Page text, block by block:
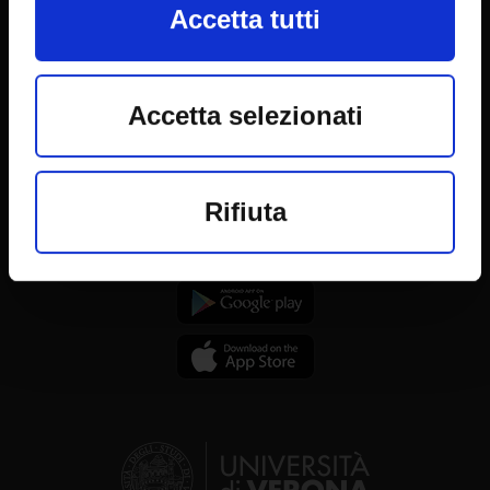
cookie o facendo clic sull'icona di
attivazione della privacy.
Con il tuo consenso, vorremmo
raccogliere informazioni
sulla tua posizione geografica,
qualche metro,
dispositivo, scansionandolo
Accetta tutti
Accetta selezionati
Rifiuta
Back office Area - dbErw
MyUnivr
Follow on